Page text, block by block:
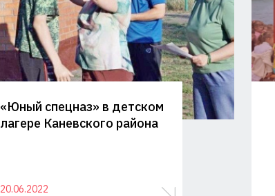
«Юный спецназ» в детском
лагере Каневского района
20.06.2022